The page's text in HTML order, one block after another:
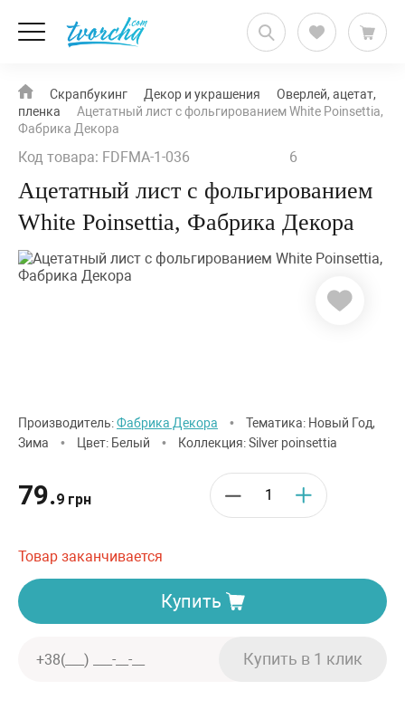
Скрапбукинг Декор и украшения
Оверлей, ацетат,
пленка
Ацетатный лист с фольгированием White Poinsettia,
Фабрика Декора
Код товара: FDFMA-1-036 6
Ацетатный лист с фольгированием
White Poinsettia, Фабрика Декора
Производитель:Фабрика Декора •
Тематика: Новый Год,
Зима
• Цвет: Белый • Коллекция: Silver poinsettia
79.9 грн
Товар заканчивается
Купить